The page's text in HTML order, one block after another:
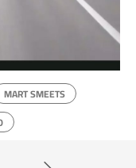
MART SMEETS